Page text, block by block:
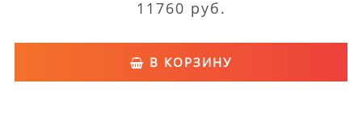
11760 руб.
В КОРЗИНУ